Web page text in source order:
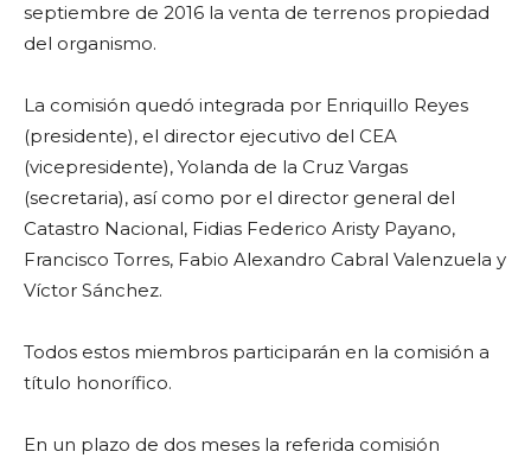
septiembre de 2016 la venta de terrenos propiedad
del organismo.
La comisión quedó integrada por Enriquillo Reyes
(presidente), el director ejecutivo del CEA
(vicepresidente), Yolanda de la Cruz Vargas
(secretaria), así como por el director general del
Catastro Nacional, Fidias Federico Aristy Payano,
Francisco Torres, Fabio Alexandro Cabral Valenzuela y
Víctor Sánchez.
Todos estos miembros participarán en la comisión a
título honorífico.
En un plazo de dos meses la referida comisión